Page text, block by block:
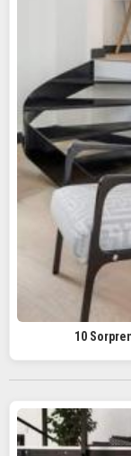
10